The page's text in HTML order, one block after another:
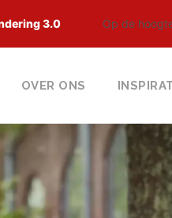
3.0 Op de
OVER ONS